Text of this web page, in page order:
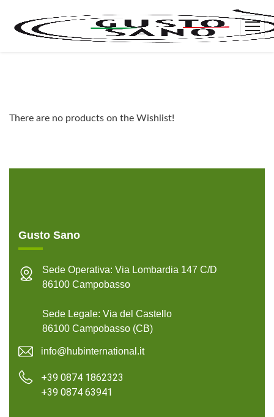
There are no products on the Wishlist!
Gusto Sano
Sede Operativa: Via Lombardia 147 C/D
86100 Campobasso
Sede Legale: Via del Castello
86100 Campobasso (CB)
info@hubinternational.it
+39 0874 1862323
+39 0874 63941